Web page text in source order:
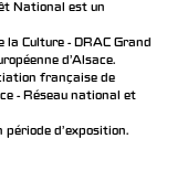
National est un
Culture - DRAC Grand
d’Alsace.
française de
- Réseau national et
période d'exposition.